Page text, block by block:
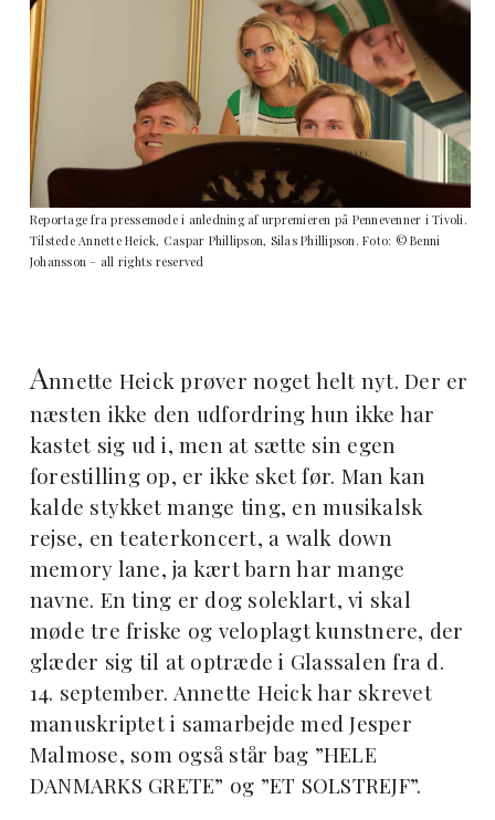
Reportage fra pressemøde i anledning af urpremieren på Pennevenner i Tivoli.
Tilstede Annette Heick, Caspar Phillipson, Silas Phillipson.Foto: © Benni
Johansson – all rights reserved
Annette Heick prøver noget helt nyt. Der er
næsten ikke den udfordring hun ikke har
kastet sig ud i, men at sætte sin egen
forestilling op, er ikke sket før. Man kan
kalde stykket mange ting, en musikalsk
rejse, en teaterkoncert, a walk down
memory lane, ja kært barn har mange
navne. En ting er dog soleklart, vi skal
møde tre friske og veloplagt kunstnere, der
glæder sig til at optræde i Glassalen fra d.
14. september. Annette Heick har skrevet
manuskriptet i samarbejde med Jesper
Malmose, som også står bag ”HELE
DANMARKS GRETE” og ”ET SOLSTREJF”.